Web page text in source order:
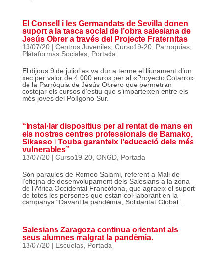
El Consell i les Germandats de Sevilla donen
suport a la tasca social de l’obra salesiana de
Jesús Obrer a través del Projecte Fraternitas
13/07/20| Centros Juveniles, Curso19-20, Parroquias,
Plataformas Sociales, Portada
El dijous 9 de juliol es va dur a terme el lliurament d’un
xec per valor de 4.000 euros per al «Proyecto Cotarro»
de la Parròquia de Jesús Obrero que permetran
costejar els cursos d’estiu que s’imparteixen entre els
més joves del Polígono Sur.
“Instal·lar dispositius per al rentat de mans en
els nostres centres professionals de Bamako,
Sikasso i Touba garanteix l’educació dels més
vulnerables”
13/07/20| Curso19-20, ONGD, Portada
Són paraules de Romeo Salami, referent a Mali de
l’oficina de desenvolupament dels Salesians a la zona
de l’Àfrica Occidental Francòfona, que agraeix el suport
de totes les persones que estan col·laborant en la
campanya “Davant la pandèmia, Solidaritat Global”.
Salesians Zaragoza continua orientant als
seus alumnes malgrat la pandèmia.
13/07/20| Escuelas, Portada